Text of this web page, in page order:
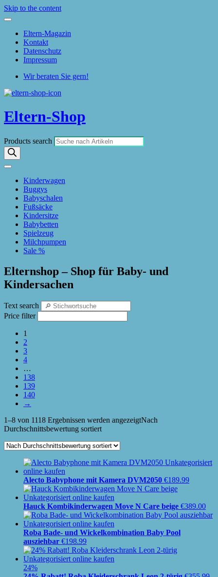
Skip to the content
Eltern-Magazin
Kontakt
Datenschutz
Impressum
Wir beraten Sie gern!
Eltern-Shop
Products search
Kinderwagen
Buggys
Babyschalen
Fußsäcke
Kindersitze
Babybetten
Spielzeug
Milchpumpen
Sale %
Elternshop – Shop für Baby- und
Kindersachen
Text search
Price filter
1
2
3
4
…
138
139
140
→
1–8 von 1118 Ergebnissen werden angezeigtNach
Durchschnittsbewertung sortiert
Alecto Babyphone mit Kamera DVM2050 €189.99
Hauck Kombikinderwagen Move N Care beige €389.00
Roba Bade- und Wickelkombination Baby Pool
ausziehbar €198.99
24%